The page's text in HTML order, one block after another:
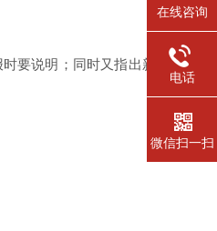
要说明；同时又指出新
在线咨询
电话
微信扫一扫